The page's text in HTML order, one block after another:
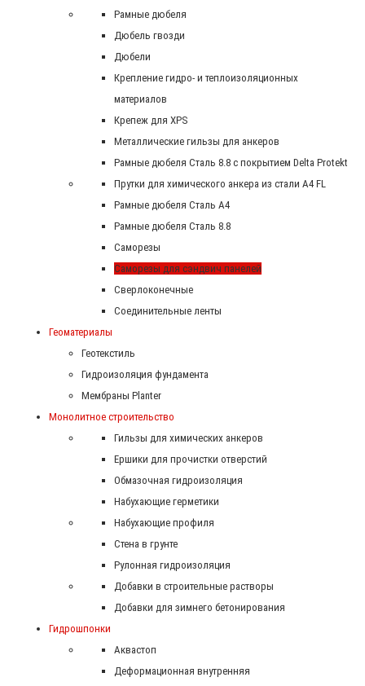
Рамные дюбеля
Дюбель гвозди
Дюбели
Крепление гидро- и теплоизоляционных
материалов
Крепеж для XPS
Металлические гильзы для анкеров
Рамные дюбеля Сталь 8.8 с покрытием Delta Protekt
Прутки для химического анкера из стали А4 FL
Рамные дюбеля Сталь A4
Рамные дюбеля Сталь 8.8
Саморезы
Саморезы для сэндвич панелей
Сверлоконечные
Соединительные ленты
Геоматериалы
Геотекстиль
Гидроизоляция фундамента
Мембраны Planter
Монолитное строительство
Гильзы для химических анкеров
Ершики для прочистки отверстий
Обмазочная гидроизоляция
Набухающие герметики
Набухающие профиля
Стена в грунте
Рулонная гидроизоляция
Добавки в строительные растворы
Добавки для зимнего бетонирования
Гидрошпонки
Аквастоп
Деформационная внутренняя